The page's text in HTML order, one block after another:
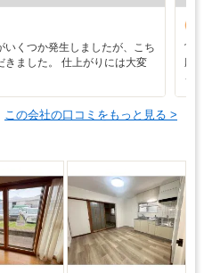
くつか発生しましたが、こち
きました。 仕上がりには大変
営
応
を
この会社の口コミをもっと見る >